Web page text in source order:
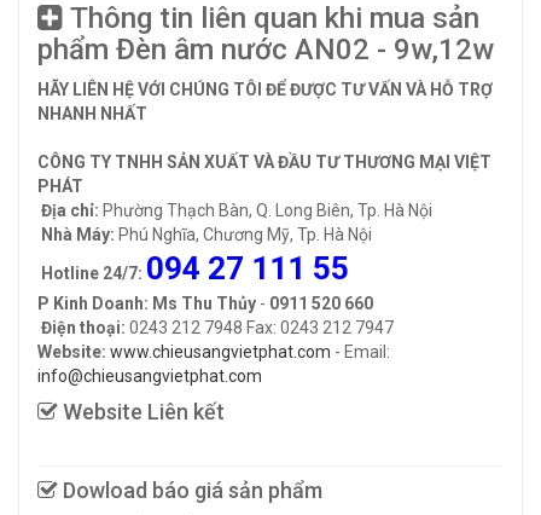
Thông tin liên quan khi mua sản
phẩm Đèn âm nước AN02 - 9w,12w
HÃY LIÊN HỆ VỚI CHÚNG TÔI ĐỂ ĐƯỢC TƯ VẤN VÀ HỖ TRỢ
NHANH NHẤT
CÔNG TY TNHH SẢN XUẤT VÀ ĐẦU TƯ THƯƠNG MẠI VIỆT
PHÁT
Địa chỉ: Phường Thạch Bàn, Q. Long Biên, Tp. Hà Nội
Nhà Máy: Phú Nghĩa, Chương Mỹ, Tp. Hà Nội
Hotline 24/7: 094 27 111 55
P Kinh Doanh: Ms Thu Thủy - 0911 520 660
Điện thoại: 0243 212 7948 Fax: 0243 212 7947
Website: www.chieusangvietphat.com - Email:
info@chieusangvietphat.com
Website Liên kết
Dowload báo giá sản phẩm